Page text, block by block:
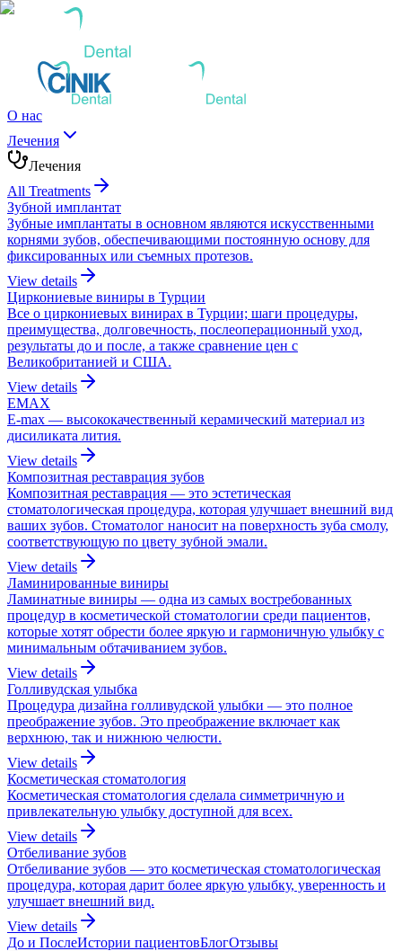
О нас
Лечения
Лечения
All Treatments
Зубной имплантат
Зубные имплантаты в основном являются искусственными
корнями зубов, обеспечивающими постоянную основу для
фиксированных или съемных протезов.
View details
Циркониевые виниры в Турции
Все о циркониевых винирах в Турции; шаги процедуры,
преимущества, долговечность, послеоперационный уход,
результаты до и после, а также сравнение цен с
Великобританией и США.
View details
EMAX
E-max — высококачественный керамический материал из
дисиликата лития.
View details
Композитная реставрация зубов
Композитная реставрация — это эстетическая
стоматологическая процедура, которая улучшает внешний вид
ваших зубов. Стоматолог наносит на поверхность зуба смолу,
соответствующую по цвету зубной эмали.
View details
Ламинированные виниры
Ламинатные виниры — одна из самых востребованных
процедур в косметической стоматологии среди пациентов,
которые хотят обрести более яркую и гармоничную улыбку с
минимальным обтачиванием зубов.
View details
Голливудская улыбка
Процедура дизайна голливудской улыбки — это полное
преображение зубов. Это преображение включает как
верхнюю, так и нижнюю челюсти.
View details
Косметическая стоматология
Косметическая стоматология сделала симметричную и
привлекательную улыбку доступной для всех.
View details
Отбеливание зубов
Отбеливание зубов — это косметическая стоматологическая
процедура, которая дарит более яркую улыбку, уверенность и
улучшает внешний вид.
View details
До и ПослеИстории пациентовБлогОтзывы